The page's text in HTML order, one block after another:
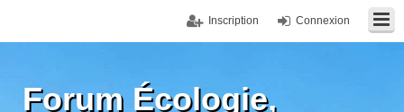
Connexion
Inscription
Forum Écologie,